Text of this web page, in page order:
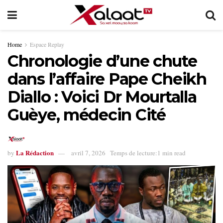
Home Espace Replay
Chronologie d’une chute
dans l’affaire Pape Cheikh
Diallo : Voici Dr Mourtalla
Guèye, médecin Cité
by La Rédaction avril 7, 2026 Temps de lecture:1 min read